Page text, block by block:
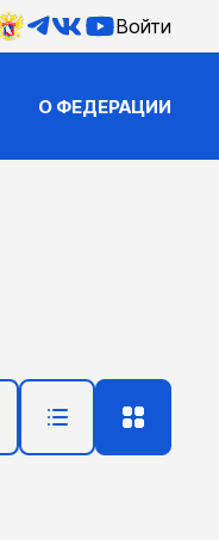
Войти
О ФЕДЕРАЦИИ